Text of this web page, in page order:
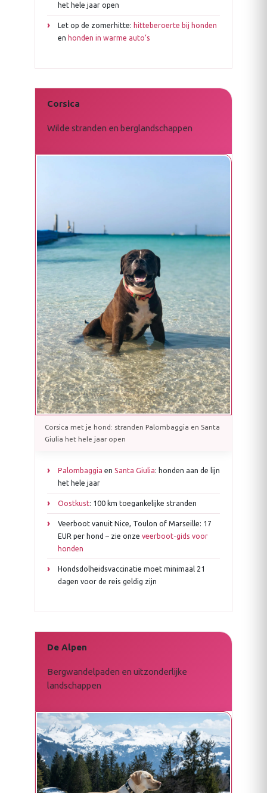
het hele jaar open
Let op de zomerhitte: hitteberoerte bij honden
en honden in warme auto’s
Corsica
Wilde stranden en berglandschappen
Corsica met je hond: stranden Palombaggia en Santa
Giulia het hele jaar open
Palombaggia en Santa Giulia: honden aan de lijn
het hele jaar
Oostkust: 100 km toegankelijke stranden
Veerboot vanuit Nice, Toulon of Marseille: 17
EUR per hond – zie onze veerboot-gids voor
honden
Hondsdolheidsvaccinatie moet minimaal 21
dagen voor de reis geldig zijn
De Alpen
Bergwandelpaden en uitzonderlijke
landschappen